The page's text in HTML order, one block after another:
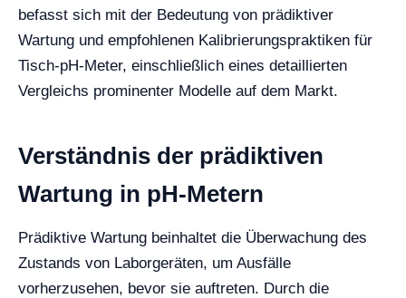
befasst sich mit der Bedeutung von prädiktiver
Wartung und empfohlenen Kalibrierungspraktiken für
Tisch-pH-Meter, einschließlich eines detaillierten
Vergleichs prominenter Modelle auf dem Markt.
Verständnis der prädiktiven
Wartung in pH-Metern
Prädiktive Wartung beinhaltet die Überwachung des
Zustands von Laborgeräten, um Ausfälle
vorherzusehen, bevor sie auftreten. Durch die